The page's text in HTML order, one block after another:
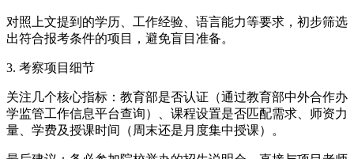
对照上文提到的学历、工作经验、语言能力等要求，初步筛选
出符合报考条件的项目，避免盲目准备。
3. 考察项目细节
关注几个核心指标：教育部是否认证（通过教育部中外合作办
学监管工作信息平台查询）、课程设置是否匹配需求、师资力
量、学费及授课时间（周末还是月度集中授课）。